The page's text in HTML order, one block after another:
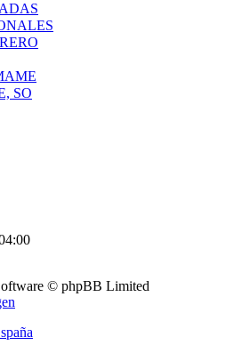
SO
© phpBB Limited